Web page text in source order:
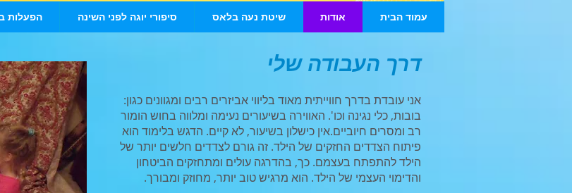
​דרך העבודה שלי
אני עובדת בדרך חווייתית מאוד בליווי אביזרים רבים ומגוונים כגון:
בובות, כלי נגינה וכו'. האווירה בשיעורים נעימה ומלווה בחוש הומור
רב ומסרים חיוביים.אין כישלון בשיעור, לא קיים. הדגש בלימוד הוא
פיתוח הצדדים החזקים של הילד. זה גורם לצדדים חלשים יותר של
הילד להתפתח בעצמם. כך, בהדרגה עולים ומתחזקים הביטחון
והדימוי העצמי של הילד. הוא מרגיש טוב יותר, מחוזק ומבורך.
הפעלות סיפורי יוגה לפני השינה שיטת נעה בלאס אודות עמוד הבית